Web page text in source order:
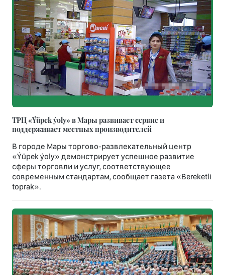
ТРЦ «Ýüpek ýoly» в Мары развивает сервис и
поддерживает местных производителей
В городе Мары торгово-развлекательный центр
«Ýüpek ýoly» демонстрирует успешное развитие
сферы торговли и услуг, соответствующее
современным стандартам, сообщает газета «Bereketli
toprak».